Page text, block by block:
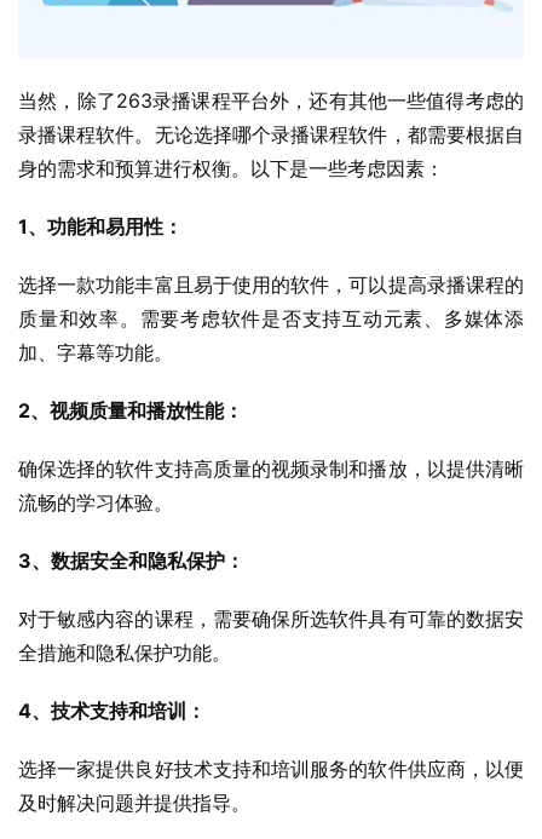
当然，除了263录播课程平台外，还有其他一些值得考虑的
录播课程软件。无论选择哪个录播课程软件，都需要根据自
身的需求和预算进行权衡。以下是一些考虑因素：
1、功能和易用性：
选择一款功能丰富且易于使用的软件，可以提高录播课程的
质量和效率。需要考虑软件是否支持互动元素、多媒体添
加、字幕等功能。
2、视频质量和播放性能：
确保选择的软件支持高质量的视频录制和播放，以提供清晰
流畅的学习体验。
3、数据安全和隐私保护：
对于敏感内容的课程，需要确保所选软件具有可靠的数据安
全措施和隐私保护功能。
4、技术支持和培训：
选择一家提供良好技术支持和培训服务的软件供应商，以便
及时解决问题并提供指导。